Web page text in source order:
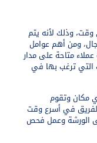
وذلك لأنه يتم
ومن أهم عوامل
متاحة على مدار
التي ترغب بها في
مكان وتقوم
الفريق في أسرع وقت
الورشة وعمل فحص